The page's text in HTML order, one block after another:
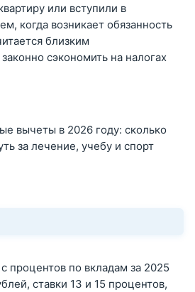
или вступили в
когда возникает обязанность
близким
сэкономить на налогах
вычеты в 2026 году: сколько
за лечение, учебу и спорт
по вкладам за 2025
ставки 13 и 15 процентов,